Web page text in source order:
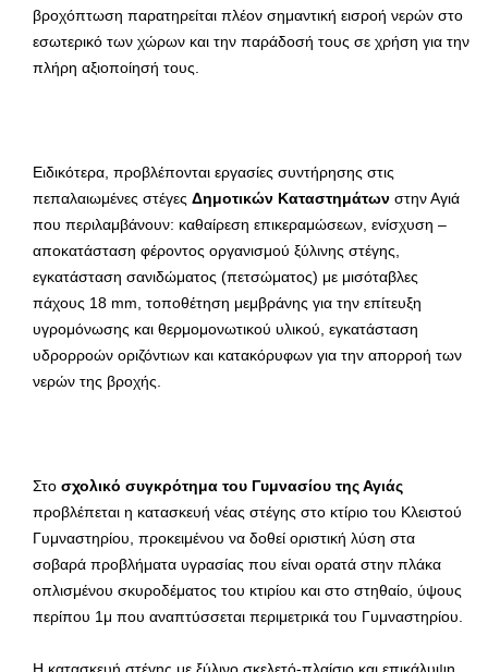
βροχόπτωση παρατηρείται πλέον σημαντική εισροή νερών στο
εσωτερικό των χώρων και την παράδοσή τους σε χρήση για την
πλήρη αξιοποίησή τους.
Ειδικότερα, προβλέπονται εργασίες συντήρησης στις
πεπαλαιωμένες στέγες Δημοτικών Καταστημάτων στην Αγιά
που περιλαμβάνουν: καθαίρεση επικεραμώσεων, ενίσχυση –
αποκατάσταση φέροντος οργανισμού ξύλινης στέγης,
εγκατάσταση σανιδώματος (πετσώματος) με μισόταβλες
πάχους 18 mm, τοποθέτηση μεμβράνης για την επίτευξη
υγρομόνωσης και θερμομονωτικού υλικού, εγκατάσταση
υδρορροών οριζόντιων και κατακόρυφων για την απορροή των
νερών της βροχής.
Στο σχολικό συγκρότημα του Γυμνασίου της Αγιάς
προβλέπεται η κατασκευή νέας στέγης στο κτίριο του Κλειστού
Γυμναστηρίου, προκειμένου να δοθεί οριστική λύση στα
σοβαρά προβλήματα υγρασίας που είναι ορατά στην πλάκα
οπλισμένου σκυροδέματος του κτιρίου και στο στηθαίο, ύψους
περίπου 1μ που αναπτύσσεται περιμετρικά του Γυμναστηρίου.